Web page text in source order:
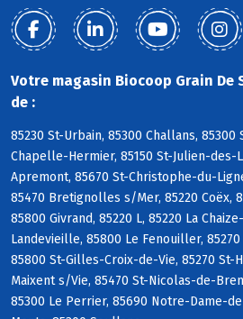
Votre magasin Biocoop Grain De
de :
85230 St-Urbain, 85300 Challans, 85300
Chapelle-Hermier, 85150 St-Julien-des-
Apremont, 85670 St-Christophe-du-
85470 Bretignolles s/Mer, 85220 Coëx,
85800 Givrand, 85220 L, 85220 La
Landevieille, 85800 Le Fenouiller,
85800 St-Gilles-Croix-de-Vie, 85270 St-
Maixent s/Vie, 85470 St-Nicolas-de-
85300 Le Perrier, 85690 Notre-Dame-